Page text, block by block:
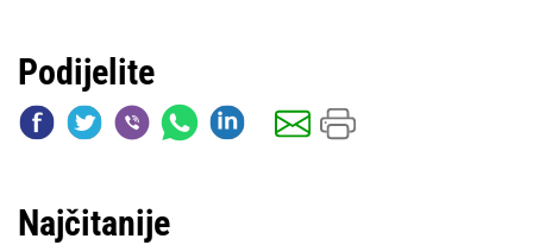
Podijelite
Najčitanije